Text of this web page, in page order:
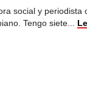
social y periodista
Tengo siete